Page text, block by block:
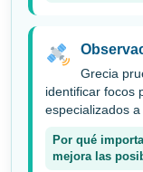
Grecia
identificar focos
especializados
Por qué
mejora las